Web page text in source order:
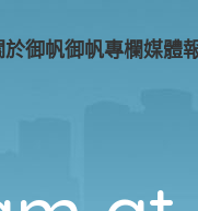
於御帆御帆專欄媒體